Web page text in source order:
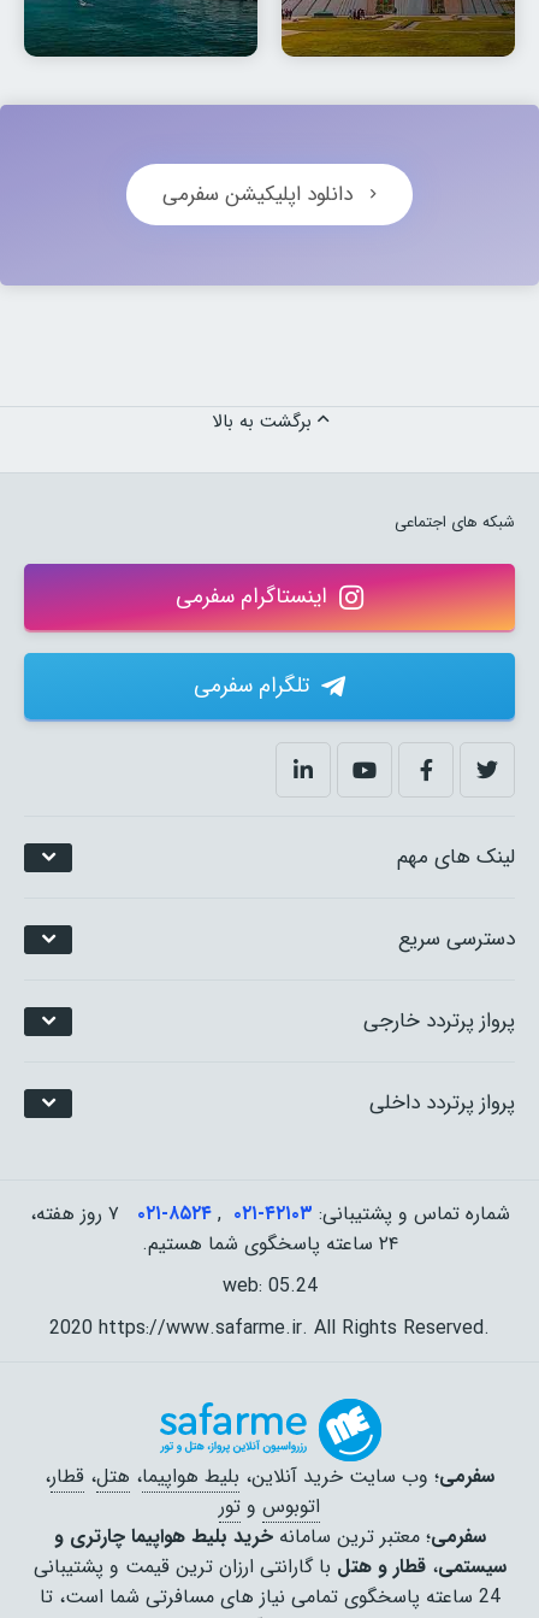
دانلود اپلیکیشن سفرمی
پرواز پرتردد داخلی
پرواز پرتردد خارجی
دسترسی سریع
لینک های مهم
شبکه های اجتماعی
اینستاگرام سفرمی
تلگرام سفرمی
شماره تماس و پشتیبانی: ۰۲۱-۴٢١٠٣ ,۰۲۱-۸۵۲۴
۷ روز هفته،
۲۴ ساعته پاسخگوی شما هستیم.
web: 05.24
2020 https://www.safarme.ir. All Rights Reserved.
سفرمی؛ وب سایت خرید آنلاین، بلیط هواپیما، هتل، قطار،
اتوبوس و تور
سفرمی؛ معتبر ترین سامانهخرید بلیط هواپیما چارتری و
سیستمی،قطار و هتل با گارانتی ارزان ترین قیمت و پشتیبانی
24 ساعته پاسخگوی تمامی نیاز های مسافرتی شما است، تا